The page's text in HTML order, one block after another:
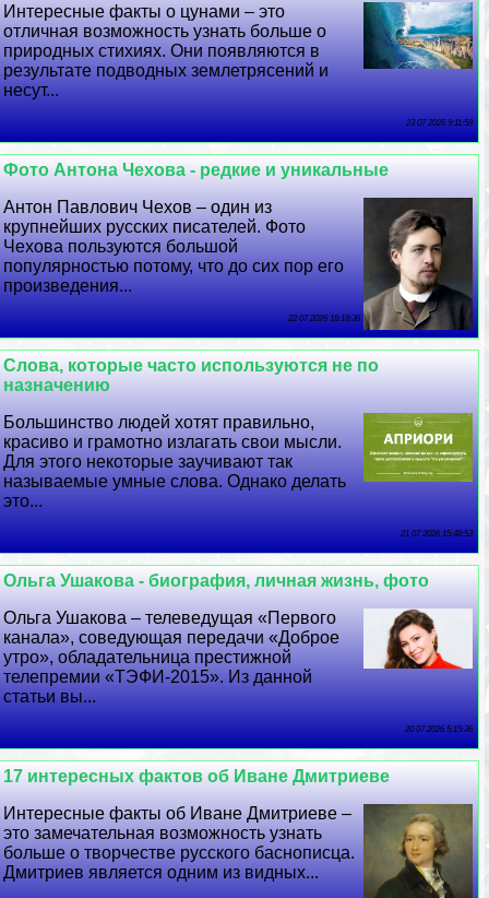
Интересные факты о цунами – это
отличная возможность узнать больше о
природных стихиях. Они появляются в
результате подводных землетрясений и
несут...
23 07 2026 9:11:59
Фото Антона Чехова - редкие и уникальные
Антон Павлович Чехов – один из
крупнейших русских писателей. Фото
Чехова пользуются большой
популярностью потому, что до сих пор его
произведения...
22 07 2026 18:18:36
Слова, которые часто используются не по
назначению
Большинство людей хотят правильно,
красиво и грамотно излагать свои мысли.
Для этого некоторые заучивают так
называемые умные слова. Однако делать
это...
21 07 2026 15:48:53
Ольга Ушакова - биография, личная жизнь, фото
Ольга Ушакова – телеведущая «Первого
канала», соведующая передачи «Доброе
утро», обладательница престижной
телепремии «ТЭФИ-2015». Из данной
статьи вы...
20 07 2026 5:15:36
17 интересных фактов об Иване Дмитриеве
Интересные факты об Иване Дмитриеве –
это замечательная возможность узнать
больше о творчестве русского баснописца.
Дмитриев является одним из видных...